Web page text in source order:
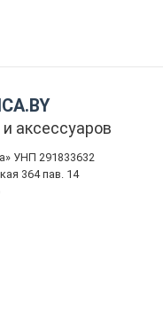
аксессуаров
УНП 291833632
364 пав. 14